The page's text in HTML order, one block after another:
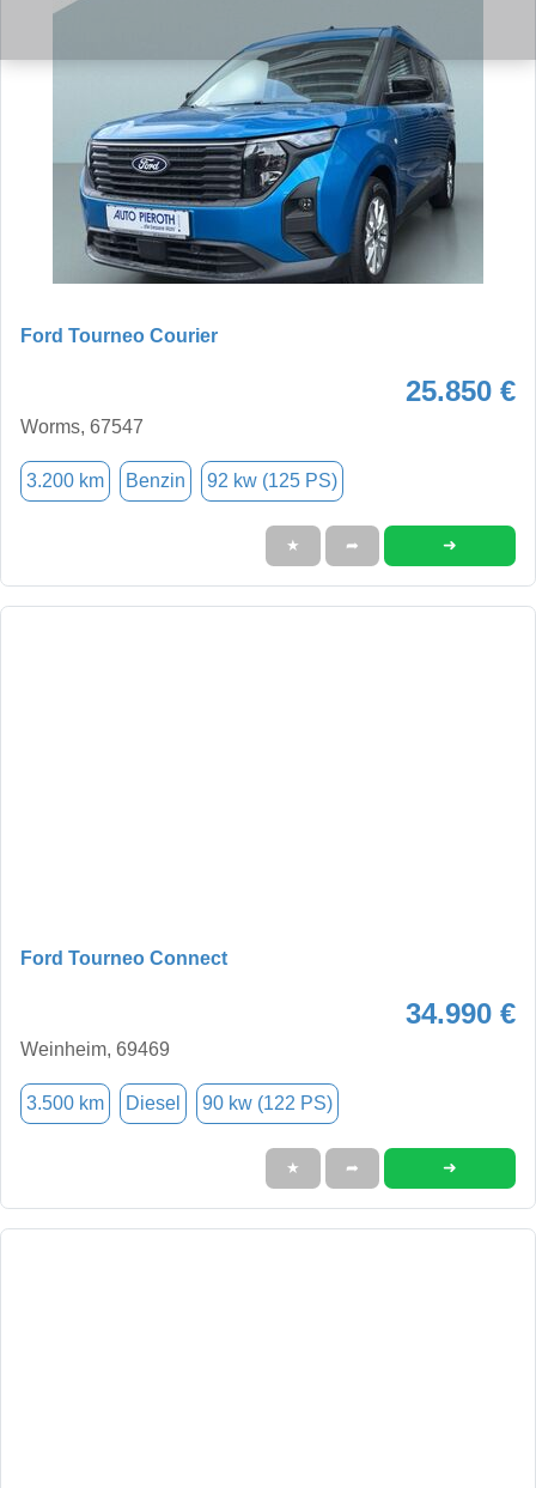
Ford Tourneo Courier
25.850 €
Worms, 67547
3.200 km Benzin 92 kw (125 PS)
★ ➦ ➜
Ford Tourneo Connect
34.990 €
Weinheim, 69469
3.500 km Diesel 90 kw (122 PS)
★ ➦ ➜